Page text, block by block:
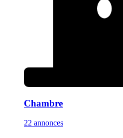
Chambre
22 annonces